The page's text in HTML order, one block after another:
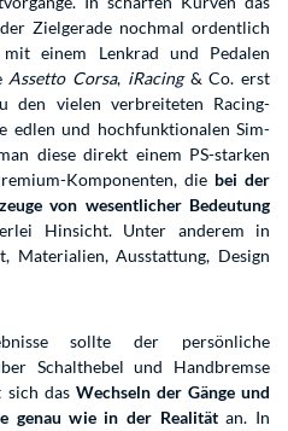
Zielgerade nochmal ordentlich
einem Lenkrad und Pedalen
Assetto Corsa, iRacing& Co. erst
den vielen verbreiteten Racing-
edlen und hochfunktionalen Sim-
diese direkt einem PS-starken
Komponenten, die bei der
von wesentlicher Bedeutung
Hinsicht. Unter anderem in
Materialien, Ausstattung, Design
sollte der persönliche
Schalthebel und Handbremse
sich das Wechseln der Gänge und
genau wie in der Realitätan. In